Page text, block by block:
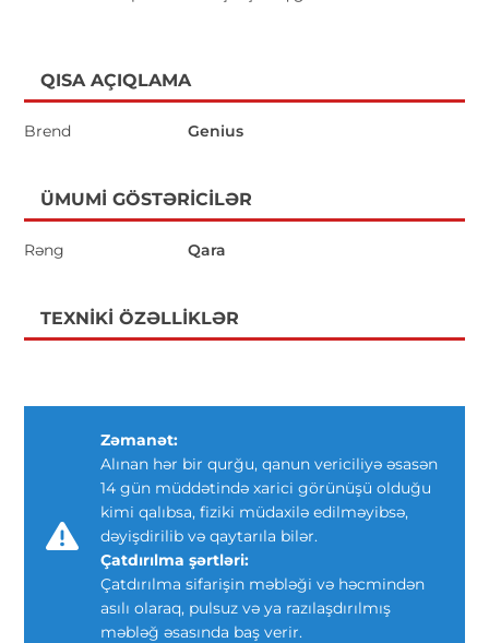
QISA AÇIQLAMA
Brend Genius
ÜMUMI GÖSTƏRICILƏR
Rəng Qara
TEXNIKI ÖZƏLLIKLƏR
Zəmanət:
Alınan hər bir qurğu, qanun vericiliyə əsasən
14 gün müddətində xarici görünüşü olduğu
kimi qalıbsa, fiziki müdaxilə edilməyibsə,
dəyişdirilib və qaytarıla bilər.
Çatdırılma şərtləri:
Çatdırılma sifarişin məbləği və həcmindən
asılı olaraq, pulsuz və ya razılaşdırılmış
məbləğ əsasında baş verir.